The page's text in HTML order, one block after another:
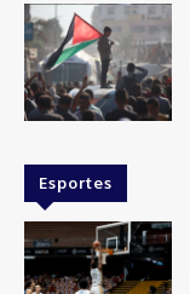
Esportes